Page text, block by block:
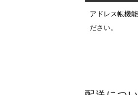
アドレス帳機
ださい。